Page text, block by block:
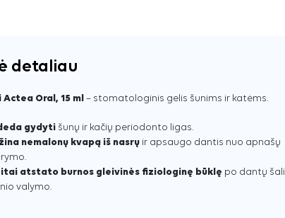
detaliau
Actea Oral, 15 ml – stomatologinis gelis šunims ir katėms.
gydyti šunų ir kačių periodonto ligas.
nemalonų kvapą iš nasrų ir apsaugo dantis nuo apnašų
atstato burnos gleivinės fiziologinę būklę po dantų
valymo.